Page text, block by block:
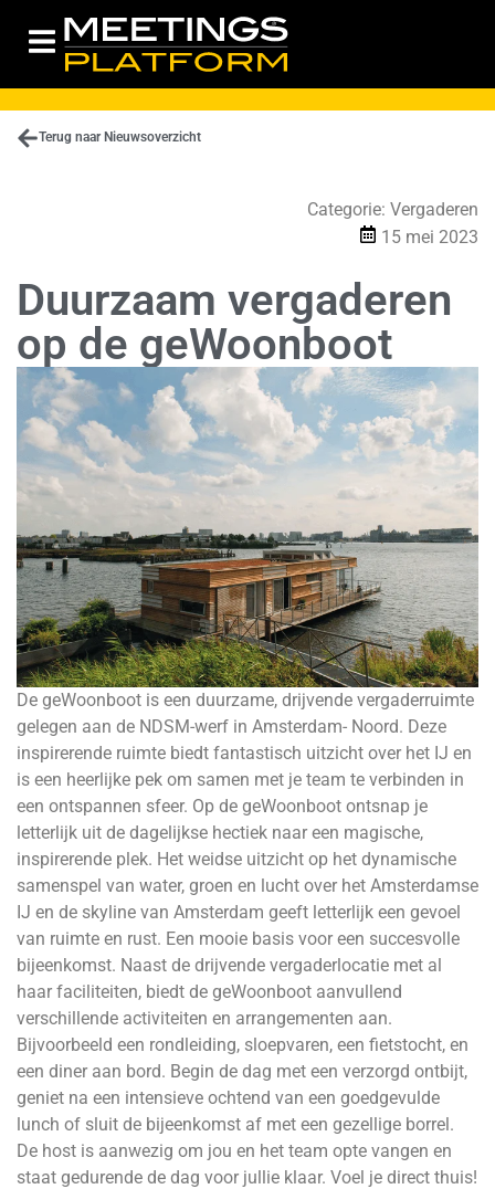
Terug naar Nieuwsoverzicht
Categorie: Vergaderen
15 mei 2023
Duurzaam vergaderen
op de geWoonboot
De geWoonboot is een duurzame, drijvende vergaderruimte
gelegen aan de NDSM-werf in Amsterdam- Noord. Deze
inspirerende ruimte biedt fantastisch uitzicht over het IJ en
is een heerlijke pek om samen met je team te verbinden in
een ontspannen sfeer. Op de geWoonboot ontsnap je
letterlijk uit de dagelijkse hectiek naar een magische,
inspirerende plek. Het weidse uitzicht op het dynamische
samenspel van water, groen en lucht over het Amsterdamse
IJ en de skyline van Amsterdam geeft letterlijk een gevoel
van ruimte en rust. Een mooie basis voor een succesvolle
bijeenkomst. Naast de drijvende vergaderlocatie met al
haar faciliteiten, biedt de geWoonboot aanvullend
verschillende activiteiten en arrangementen aan.
Bijvoorbeeld een rondleiding, sloepvaren, een fietstocht, en
een diner aan bord. Begin de dag met een verzorgd ontbijt,
geniet na een intensieve ochtend van een goedgevulde
lunch of sluit de bijeenkomst af met een gezellige borrel.
De host is aanwezig om jou en het team opte vangen en
staat gedurende de dag voor jullie klaar. Voel je direct thuis!